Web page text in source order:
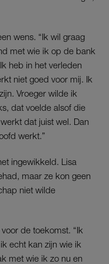
wens. “Ik wil graag
met wie ik op de bank
heb in het verleden
niet goed voor mij. Ik
Vroeger wilde ik
dat voelde alsof die
dat juist wel. Dan
werkt.”
ingewikkeld. Lisa
maar ze kon geen
niet wilde
de toekomst. “Ik
echt kan zijn wie ik
met wie ik zo nu en